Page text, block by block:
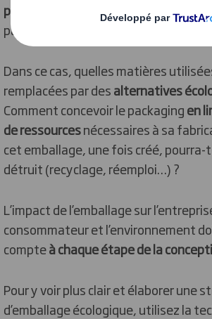
parties sont superflues ?
Parfois, il
passer de l’emballage.
Dans ce cas, quelles matières
remplacées par desalternatives
Comment concevoir le packagingen
de ressourcesnécessaires à sa
cet emballage, une fois créé,
détruit (recyclage, réemploi…) ?
L’impact de l’emballage sur
consommateur et l’environnement
compteà chaque étape de la
Pour y voir plus clair et élaborer une
d’emballage écologique, utilisez la